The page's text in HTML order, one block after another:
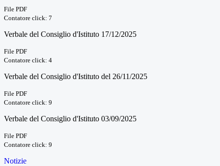
File PDF
Contatore click: 7
Verbale del Consiglio d'Istituto 17/12/2025
File PDF
Contatore click: 4
Verbale del Consiglio d'Istituto del 26/11/2025
File PDF
Contatore click: 9
Verbale del Consiglio d'Istituto 03/09/2025
File PDF
Contatore click: 9
Notizie